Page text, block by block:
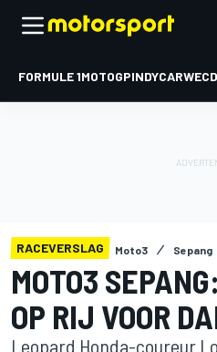
FORMULE 1MOTOGPINDYCARWEC
RACEVERSLAG Moto3 Sepang
MOTO3
OP RIJ VOOR
Leopard Honda-coureur